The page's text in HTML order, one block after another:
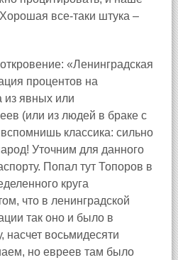
все‑таки штука –
«Ленинградская
процентов на
из явных или
(или из людей в браке с
классика: сильно
Уточним для данного
Попал тут Топоров в
круга
что в ленинградской
так оно и было в
восьмидесяти
но евреев там было